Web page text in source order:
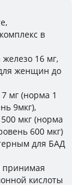
в
16 мг,
женщин до
мг (норма 1
9мкг),
мкг (норма
600 мкг)
для БАД
принимая
кислоты